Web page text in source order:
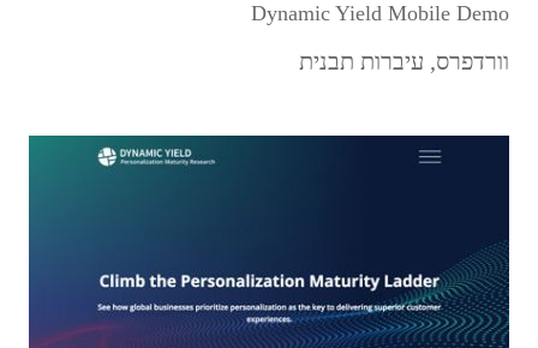
Dynamic Yield Mobile Demo
וורדפרס, עיברות תבנית